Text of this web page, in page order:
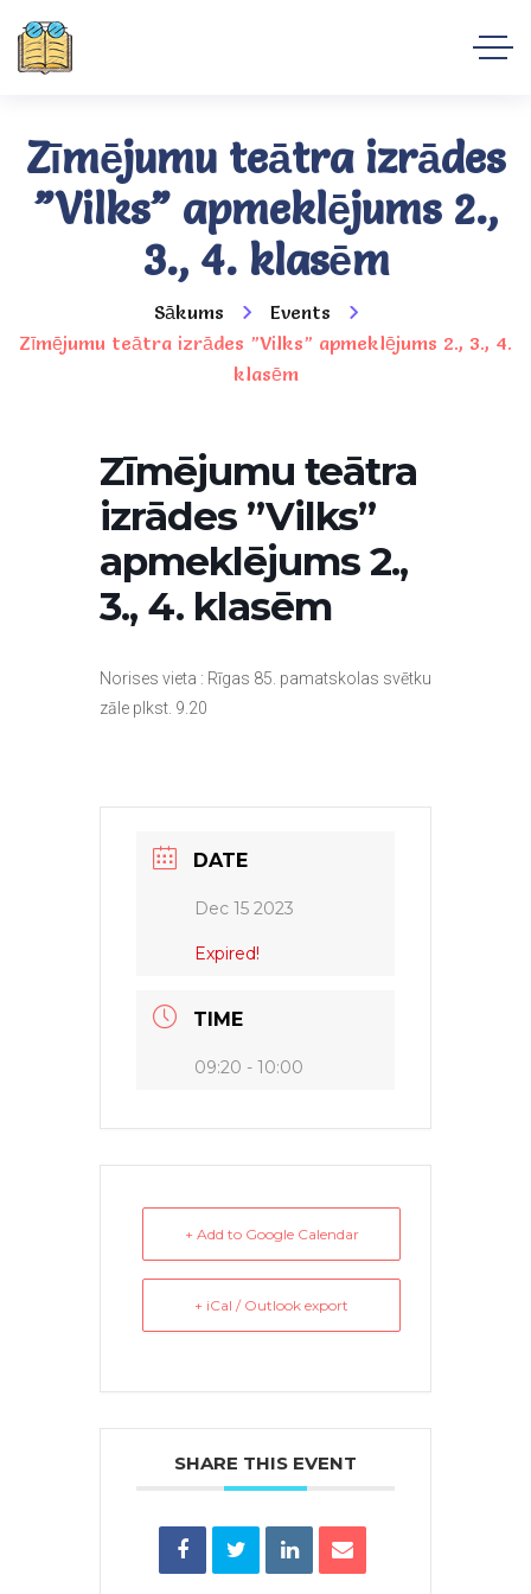
Zīmējumu teātra izrādes
”Vilks” apmeklējums 2.,
3., 4. klasēm
Sākums
Events
Zīmējumu teātra izrādes ”Vilks” apmeklējums 2., 3., 4.
klasēm
Zīmējumu teātra
izrādes ”Vilks”
apmeklējums 2.,
3., 4. klasēm
Norises vieta : Rīgas 85. pamatskolas svētku
zāle plkst. 9.20
DATE
Dec 15 2023
Expired!
TIME
09:20 - 10:00
+ Add to Google Calendar
+ iCal / Outlook export
SHARE THIS EVENT